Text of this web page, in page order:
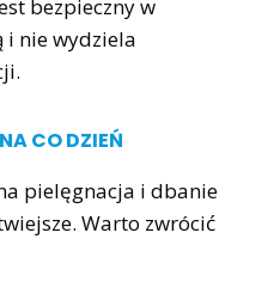
bezpieczny w
i nie wydziela
CO DZIEŃ
pielęgnacja i dbanie
Warto zwrócić